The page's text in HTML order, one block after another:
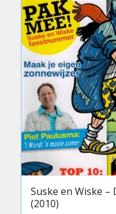
Suske en Wiske –
(2010)